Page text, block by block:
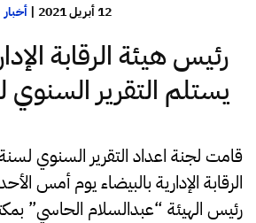
12 أبريل 2021 |أخبار
رئيس هيئة الرقابة
يستلم التقرير السنوي
الرقابة الإدارية بالبيضاء يوم أمس
رئيس الهيئة “عبدالسلام الحاسي”